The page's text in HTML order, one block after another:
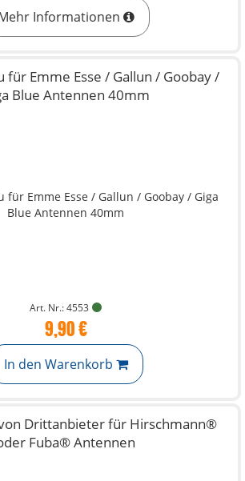
Informationen
für Emme Esse / Gallun / Goobay /
Blue Antennen 40mm
Art. Nr.: 4553
9,90 €
In den Warenkorb
Drittanbieter für Hirschmann®
Fuba® Antennen